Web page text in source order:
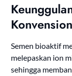
Semen bioaktif
melepaskan ion
sehingga